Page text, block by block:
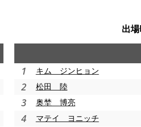
出
1 キム ジンヒョン
2 松田 陸
3 奥埜 博亮
4 マテイ ヨニッチ